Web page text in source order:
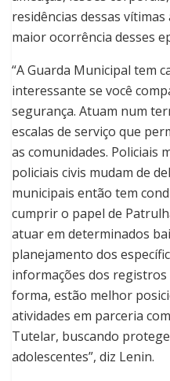
residências dessas
maior ocorrência desses
“A Guarda Municipal tem
interessante se você
segurança. Atuam num
escalas de serviço que
as comunidades. Policiais
policiais civis mudam de
municipais então tem
cumprir o papel de
atuar em determinados
planejamento dos
informações dos registros
forma, estão melhor
atividades em parceria
Tutelar, buscando
adolescentes”, diz Lenin.